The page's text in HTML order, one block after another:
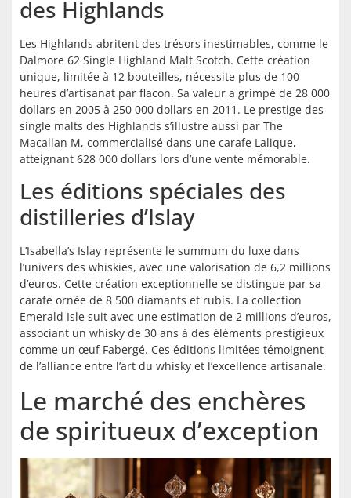
des Highlands
Les Highlands abritent des trésors inestimables, comme le
Dalmore 62 Single Highland Malt Scotch. Cette création
unique, limitée à 12 bouteilles, nécessite plus de 100
heures d’artisanat par flacon. Sa valeur a grimpé de 28 000
dollars en 2005 à 250 000 dollars en 2011. Le prestige des
single malts des Highlands s’illustre aussi par The
Macallan M, commercialisé dans une carafe Lalique,
atteignant 628 000 dollars lors d’une vente mémorable.
Les éditions spéciales des
distilleries d’Islay
L’Isabella’s Islay représente le summum du luxe dans
l’univers des whiskies, avec une valorisation de 6,2 millions
d’euros. Cette création exceptionnelle se distingue par sa
carafe ornée de 8 500 diamants et rubis. La collection
Emerald Isle suit avec une estimation de 2 millions d’euros,
associant un whisky de 30 ans à des éléments prestigieux
comme un œuf Fabergé. Ces éditions limitées témoignent
de l’alliance entre l’art du whisky et l’excellence artisanale.
Le marché des enchères
de spiritueux d’exception